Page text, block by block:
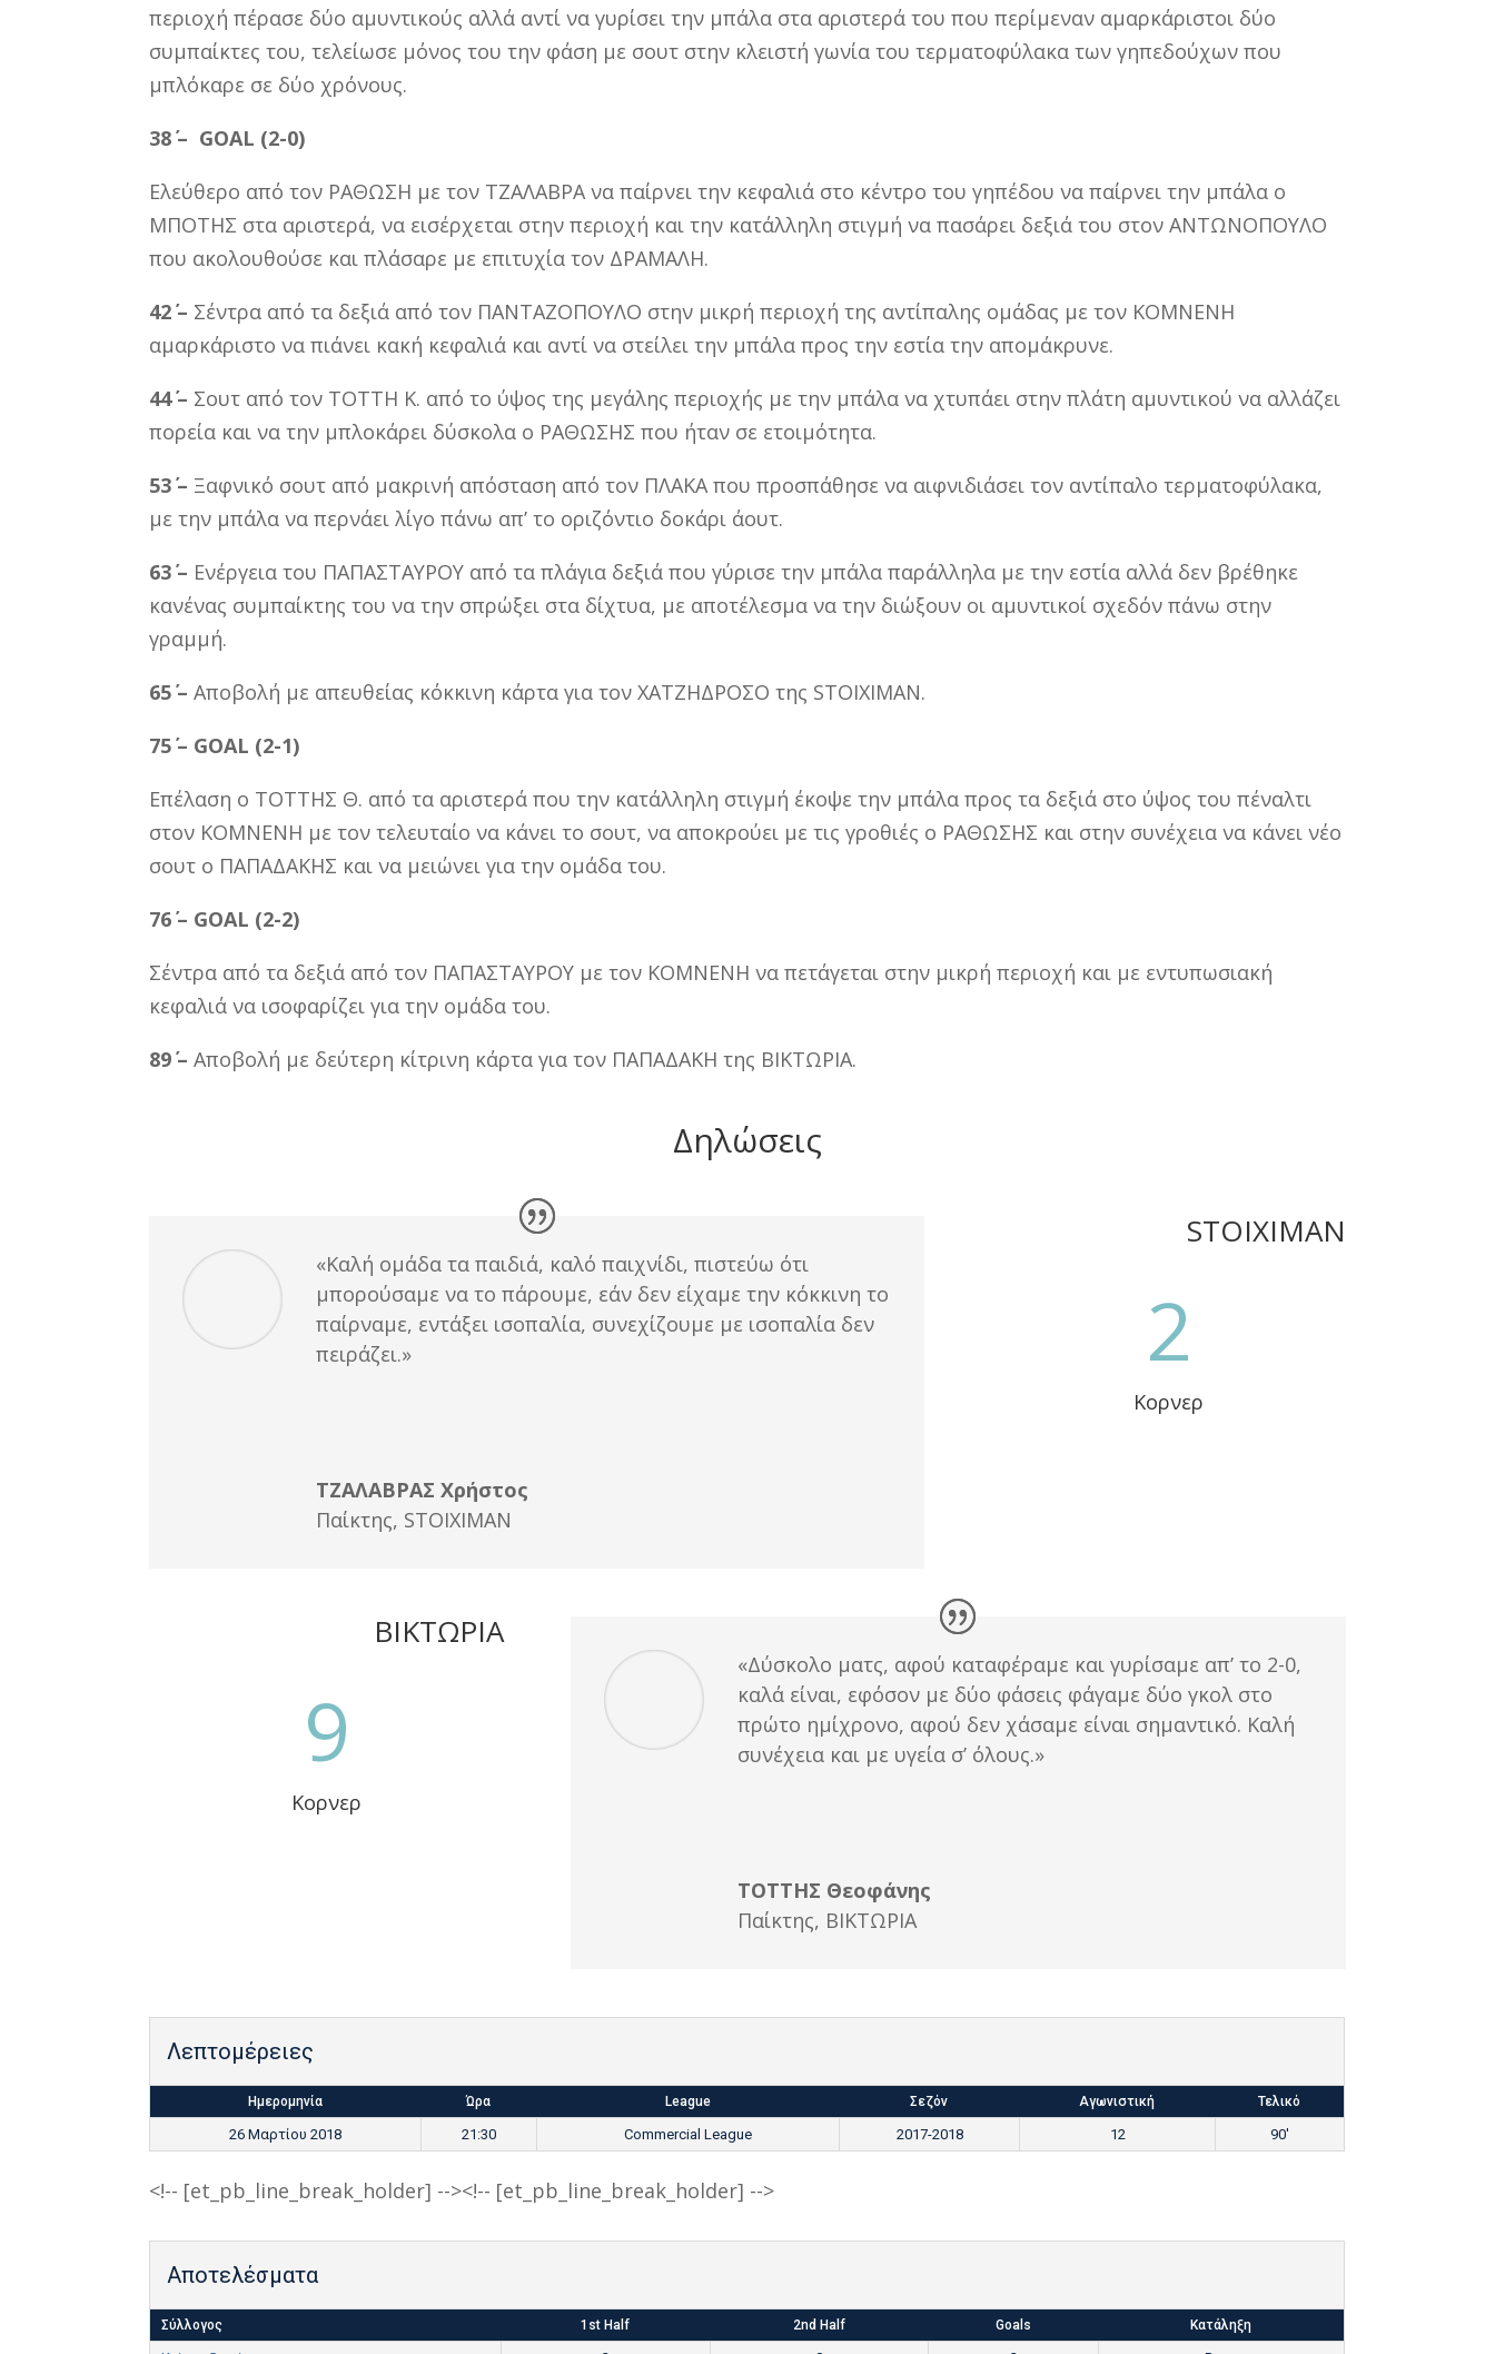
περιοχή πέρασε δύο αμυντικούς αλλά αντί να γυρίσει την μπάλα στα αριστερά του που περίμεναν αμαρκάριστοι δύο
συμπαίκτες του, τελείωσε μόνος του την φάση με σουτ στην κλειστή γωνία του τερματοφύλακα των γηπεδούχων που
μπλόκαρε σε δύο χρόνους.
38΄ – GOAL (2-0)
Ελεύθερο από τον ΡΑΘΩΣΗ με τον ΤΖΑΛΑΒΡΑ να παίρνει την κεφαλιά στο κέντρο του γηπέδου να παίρνει την μπάλα ο
ΜΠΟΤΗΣ στα αριστερά, να εισέρχεται στην περιοχή και την κατάλληλη στιγμή να πασάρει δεξιά του στον ΑΝΤΩΝΟΠΟΥΛΟ
που ακολουθούσε και πλάσαρε με επιτυχία τον ΔΡΑΜΑΛΗ.
42΄ – Σέντρα από τα δεξιά από τον ΠΑΝΤΑΖΟΠΟΥΛΟ στην μικρή περιοχή της αντίπαλης ομάδας με τον ΚΟΜΝΕΝΗ
αμαρκάριστο να πιάνει κακή κεφαλιά και αντί να στείλει την μπάλα προς την εστία την απομάκρυνε.
44΄ – Σουτ από τον ΤΟΤΤΗ Κ. από το ύψος της μεγάλης περιοχής με την μπάλα να χτυπάει στην πλάτη αμυντικού να αλλάζει
πορεία και να την μπλοκάρει δύσκολα ο ΡΑΘΩΣΗΣ που ήταν σε ετοιμότητα.
53΄ – Ξαφνικό σουτ από μακρινή απόσταση από τον ΠΛΑΚΑ που προσπάθησε να αιφνιδιάσει τον αντίπαλο τερματοφύλακα,
με την μπάλα να περνάει λίγο πάνω απ’ το οριζόντιο δοκάρι άουτ.
63΄ – Ενέργεια του ΠΑΠΑΣΤΑΥΡΟΥ από τα πλάγια δεξιά που γύρισε την μπάλα παράλληλα με την εστία αλλά δεν βρέθηκε
κανένας συμπαίκτης του να την σπρώξει στα δίχτυα, με αποτέλεσμα να την διώξουν οι αμυντικοί σχεδόν πάνω στην
γραμμή.
65΄ –Αποβολή με απευθείας κόκκινη κάρτα για τον ΧΑΤΖΗΔΡΟΣΟ της STOIXIMAN.
75΄ – GOAL (2-1)
Επέλαση ο ΤΟΤΤΗΣ Θ. από τα αριστερά που την κατάλληλη στιγμή έκοψε την μπάλα προς τα δεξιά στο ύψος του πέναλτι
στον ΚΟΜΝΕΝΗ με τον τελευταίο να κάνει το σουτ, να αποκρούει με τις γροθιές ο ΡΑΘΩΣΗΣ και στην συνέχεια να κάνει νέο
σουτ ο ΠΑΠΑΔΑΚΗΣ και να μειώνει για την ομάδα του.
76΄ – GOAL (2-2)
Σέντρα από τα δεξιά από τον ΠΑΠΑΣΤΑΥΡΟΥ με τον ΚΟΜΝΕΝΗ να πετάγεται στην μικρή περιοχή και με εντυπωσιακή
κεφαλιά να ισοφαρίζει για την ομάδα του.
89΄ –Αποβολή με δεύτερη κίτρινη κάρτα για τον ΠΑΠΑΔΑΚΗ της ΒΙΚΤΩΡΙΑ.
Δηλώσεις
«Καλή ομάδα τα παιδιά, καλό παιχνίδι, πιστεύω ότι
μπορούσαμε να το πάρουμε, εάν δεν είχαμε την κόκκινη το
παίρναμε, εντάξει ισοπαλία, συνεχίζουμε με ισοπαλία δεν
πειράζει.»
ΤΖΑΛΑΒΡΑΣ Χρήστος
Παίκτης, STOIXIMAN
STOIXIMAN
2
Κορνερ
ΒΙΚΤΩΡΙΑ
9
Κορνερ
«Δύσκολο ματς, αφού καταφέραμε και γυρίσαμε απ’ το 2-0,
καλά είναι, εφόσον με δύο φάσεις φάγαμε δύο γκολ στο
πρώτο ημίχρονο, αφού δεν χάσαμε είναι σημαντικό. Καλή
συνέχεια και με υγεία σ’ όλους.»
ΤΟΤΤΗΣ Θεοφάνης
Παίκτης, ΒΙΚΤΩΡΙΑ
Λεπτομέρειες
Ημερομηνία Ώρα League Σεζόν Αγωνιστική Τελικό
26 Μαρτίου 2018 21:30 Commercial League 2017-2018 12 90'
<!-- [et_pb_line_break_holder] --><!-- [et_pb_line_break_holder] -->
Αποτελέσματα
Σύλλογος 1st Half 2nd Half Goals Κατάληξη